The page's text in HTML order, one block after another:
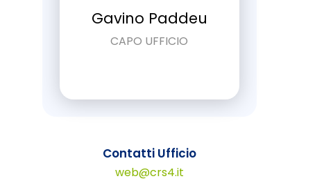
Gavino Paddeu
CAPO UFFICIO
Contatti Ufficio
web@crs4.it